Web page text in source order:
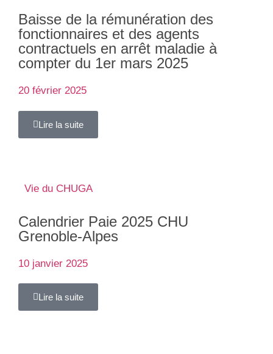
Baisse de la rémunération des
fonctionnaires et des agents
contractuels en arrêt maladie à
compter du 1er mars 2025
20 février 2025
Lire la suite
Vie du CHUGA
Calendrier Paie 2025 CHU
Grenoble-Alpes
10 janvier 2025
Lire la suite